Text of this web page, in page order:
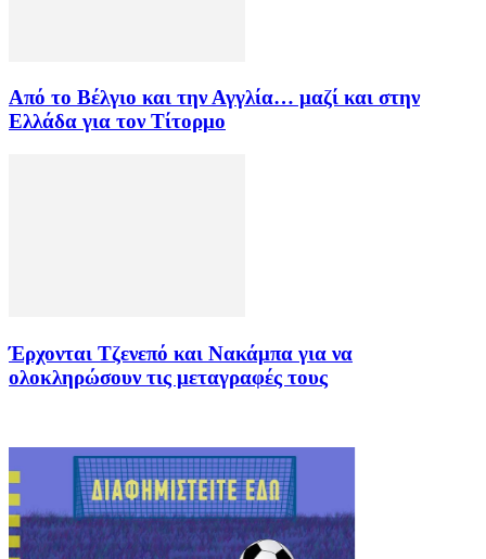
Από το Βέλγιο και την Αγγλία… μαζί και στην
Ελλάδα για τον Τίτορμο
Έρχονται Τζενεπό και Νακάμπα για να
ολοκληρώσουν τις μεταγραφές τους